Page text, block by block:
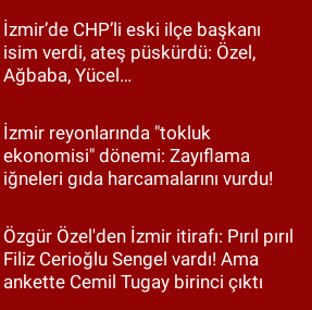
İzmir’de CHP’li eski ilçe başkanı
isim verdi, ateş püskürdü: Özel,
Ağbaba, Yücel…
İzmir reyonlarında "tokluk
ekonomisi" dönemi: Zayıflama
iğneleri gıda harcamalarını vurdu!
Özgür Özel'den İzmir itirafı: Pırıl pırıl
Filiz Cerioğlu Sengel vardı! Ama
ankette Cemil Tugay birinci çıktı